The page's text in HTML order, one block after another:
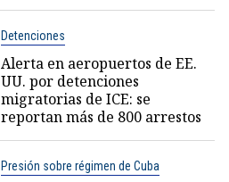
Detenciones
Alerta en aeropuertos de EE.
UU. por detenciones
migratorias de ICE: se
reportan más de 800 arrestos
Presión sobre régimen de Cuba